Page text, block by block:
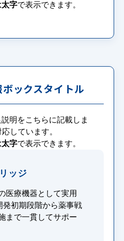
字で表示できます。
ックスタイトル
明をこちらに記載しま
しています。
字で表示できます。
ッジ
医療機器として実用
発初期段階から薬事戦
まで一貫してサポー